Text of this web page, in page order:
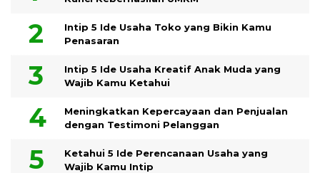
Intip 5 Ide Usaha Toko yang Bikin Kamu
Penasaran
Intip 5 Ide Usaha Kreatif Anak Muda yang
Wajib Kamu Ketahui
Meningkatkan Kepercayaan dan Penjualan
dengan Testimoni Pelanggan
Ketahui 5 Ide Perencanaan Usaha yang
Wajib Kamu Intip